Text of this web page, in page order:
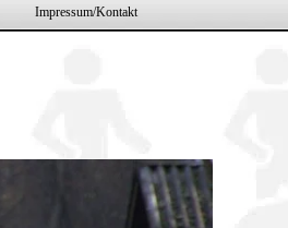
▼
Impressum/Kontakt